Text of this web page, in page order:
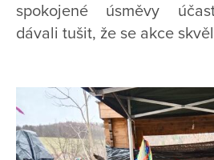
spokojené úsměvy
dávali tušit, že se akce